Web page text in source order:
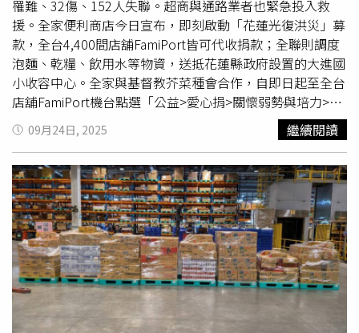
／7-ELEVEN提供）「全家」也將首度出動「Fami Mobi智
慧零售車」，將第一時間於避難所現場公益提供現煮熱食，
守護受災居民的基本需求，亦提供代收繳費相關服務。另
外，已緊急調度鄰近店鋪與總部物資，並再出動冷凍物流
車、常溫物流車，載運水、乾糧等民生必需品，由公益團體
「基督教芥菜種會」志工於花蓮光復鄉避難所統一發放，提
供第一線的關懷。統一超商以人員優先為第一考量，迅速撤
離門市人員至安全地點，同步啟動社會支持服務，立即與花
蓮縣政府、基督教芥菜種會、中華基督教救助協會、一粒麥
子基金會聯絡，串連花蓮當地馬太鞍門市、太巴塱門市、統
一超食代花蓮廠與統昶行銷、捷盟行銷等關係企業，匯聚供
應商資源包括H2O純水、統一麵包、PH9.0鹼性離子水、阿
Q桶麵、御飯糰、五月花衛生紙，舒敏厚棒抽取衛生紙等餐
食與生活用品馳援災區。
罹難、32傷、152人失聯。超商與通路業者也緊急投入救
援。全家便利商店今日宣布，即刻啟動「花蓮光復洪災」募
款，全台4,400間店舖FamiPort皆可代收捐款；全聯則調度
泡麵、乾糧、飲用水等物資，送抵花蓮縣政府設置的大進國
小收容中心。全家與基督教芥菜種會合作，自即日起至全台
店舖FamiPort機台點選「公益>愛心捐>關懷弱勢與培力>基
督教芥菜種會」即可捐款，並將於9月25日零時推出「花蓮
光復洪災募款專區」快速鍵。透過全家APP首頁進入「我的
公益」→「捐$做公益」也能完成捐款。全家強調，所有捐
款不收手續費，全數交由芥菜種會執行救助。全聯福利中心
則調度鄰近門市及總部物資與物流車輛，包含泡麵、乾糧、
甜粥、礦泉水與拖鞋等，第一時間運送至災區收容中心，協
助安置受災居民。
09月24日, 2025 繼續閱讀